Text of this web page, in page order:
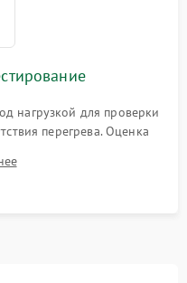
нагрузкой для проверки
перегрева. Оценка
на тестовых
видеовходов и кнопок